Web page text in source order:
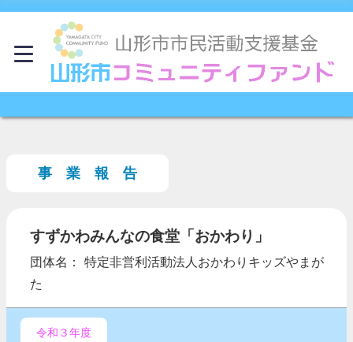
事 業 報 告
すずかわみんなの食堂「おかわり」
団体名： 特定非営利活動法人おかわりキッズやまが
た
令和３年度